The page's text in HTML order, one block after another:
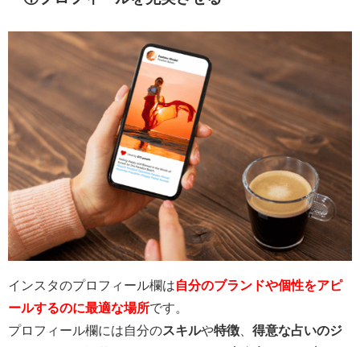
インスタのプロフィール欄は自分のブランドや個性をアピ
ールするのに最適な場所です。
プロフィール欄には自分のスキルや特徴
得意な占いのジ